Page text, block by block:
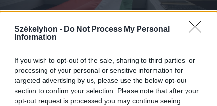
Székelyhon - Do Not Process My Personal
Information
If you wish to opt-out of the sale, sharing to third parties, or
processing of your personal or sensitive information for
targeted advertising by us, please use the below opt-out
section to confirm your selection. Please note that after your
opt-out request is processed you may continue seeing
FOTÓ: BARABÁS ÁKOS